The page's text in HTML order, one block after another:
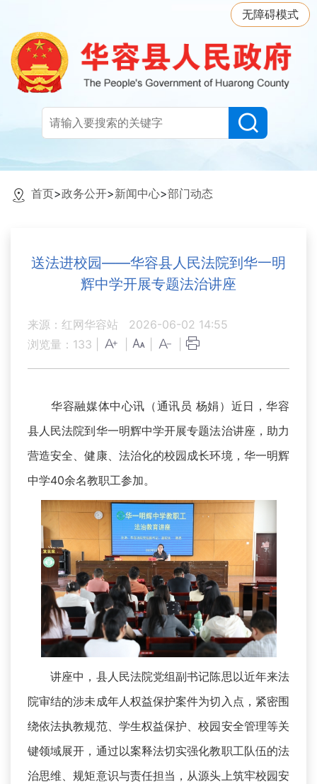
无障碍模式
首页>政务公开>新闻中心>部门动态
送法进校园——华容县人民法院到华一明
辉中学开展专题法治讲座
来源：红网华容站
2026-06-02 14:55
浏览量： 133
华容融媒体中心讯（通讯员 杨娟）近日，华容
县人民法院到华一明辉中学开展专题法治讲座，助力
营造安全、健康、法治化的校园成长环境，华一明辉
中学40余名教职工参加。
讲座中，县人民法院党组副书记陈思以近年来法
院审结的涉未成年人权益保护案件为切入点，紧密围
绕依法执教规范、学生权益保护、校园安全管理等关
键领域展开，通过以案释法切实强化教职工队伍的法
治思维、规矩意识与责任担当，从源头上筑牢校园安